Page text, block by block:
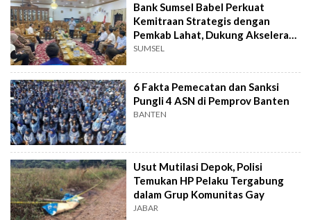
Bank Sumsel Babel Perkuat
Kemitraan Strategis dengan
Pemkab Lahat, Dukung Akselerasi
Ekonomi Daerah
SUMSEL
6 Fakta Pemecatan dan Sanksi
Pungli 4 ASN di Pemprov Banten
BANTEN
Usut Mutilasi Depok, Polisi
Temukan HP Pelaku Tergabung
dalam Grup Komunitas Gay
JABAR